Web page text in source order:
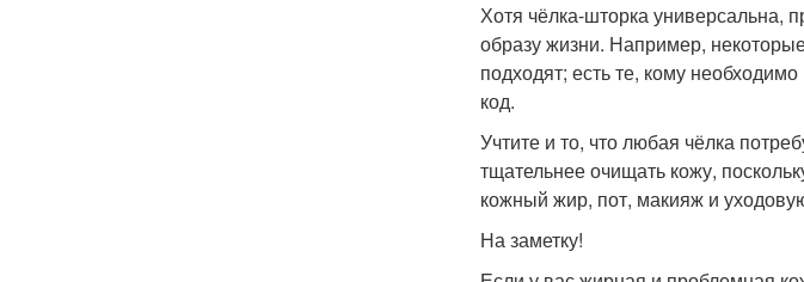
Хотя чёлка-шторка универсальна,
образу жизни. Например,
подходят; есть те, кому
код.
Учтите и то, что любая чёлка
тщательнее очищать кожу,
кожный жир, пот, макияж и
На заметку!